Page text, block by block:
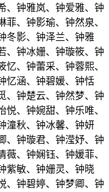
、钟雅岚、钟爱雅、钟
、钟影瑜、钟然泉、
冬影、钟泽兰、钟雅
、钟冰姗、钟璇筱、钟
、钟蕾采、钟蓉熙、
忆涵、钟碧媛、钟恬
、钟楚云、钟然梦、钟
、钟婉甜、钟乐唯、
潼秋、钟冰馨、钟妍
、钟璇君、钟滢妤、钟
、钟娴钰、钟媛菲、
紫敏、钟姗灵、钟晓
、钟碧婷、钟梦卿、钟